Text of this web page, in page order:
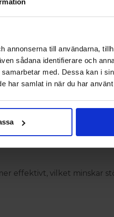
annonserna till användarna,
sådana identifierare och
med. Dessa kan i
har samlat in när du har
estetik, med material
som ger en naturlig och
är oändliga!
utan att blekas eller
om du vill
stabilitet och lång
effektivt, vilket minskar